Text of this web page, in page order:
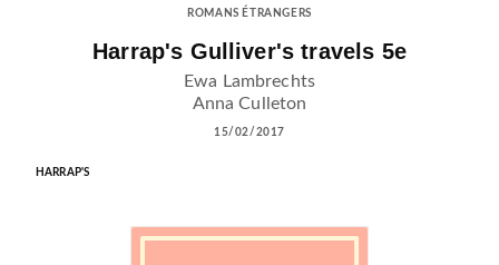
ROMANS ÉTRANGERS
Harrap's Gulliver's travels 5e
Ewa Lambrechts
Anna Culleton
15/02/2017
HARRAP'S